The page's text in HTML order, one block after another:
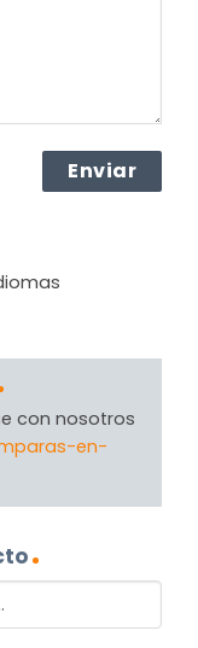
con nosotros
en-